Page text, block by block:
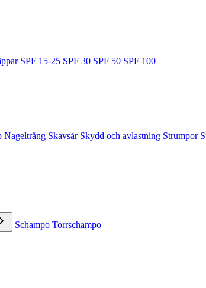
SPF 15-25 SPF 30 SPF 50 SPF 100
Nageltrång Skavsår Skydd och avlastning Strumpor
Schampo Torrschampo